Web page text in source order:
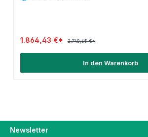
1.864,43 €* 2.748,65 €*
In den Warenkorb
Newsletter